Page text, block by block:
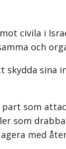
civila i
och
sina
som
som
med